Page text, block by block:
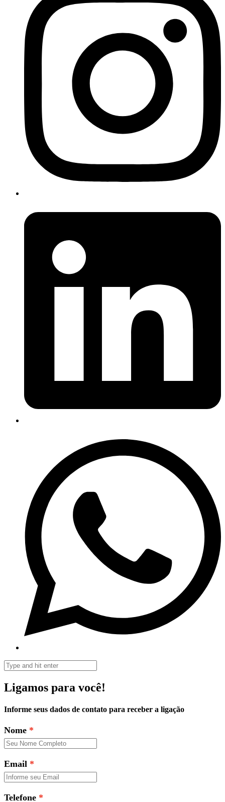
Ligamos para você!
Informe seus dados de contato para receber a ligação
Nome
Email
Telefone